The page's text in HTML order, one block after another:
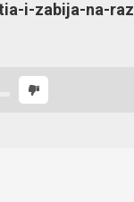
i-zabija-na-raz